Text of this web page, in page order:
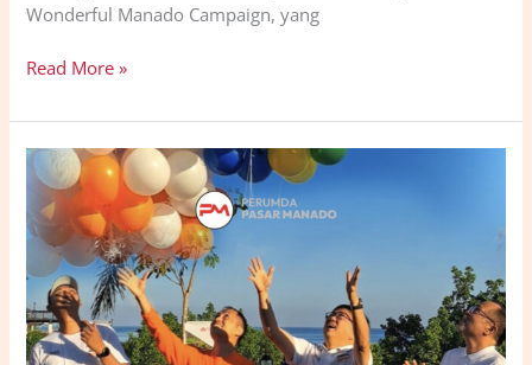
Wonderful Manado Campaign, yang
Read More »
Jalan
Sehat
Tandai
Dimulainya
Rangkaian
Kegiatan
HUT
ke-